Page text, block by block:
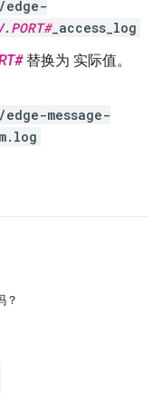
. PORT#_access_log
替换为 实际值。
message-
？